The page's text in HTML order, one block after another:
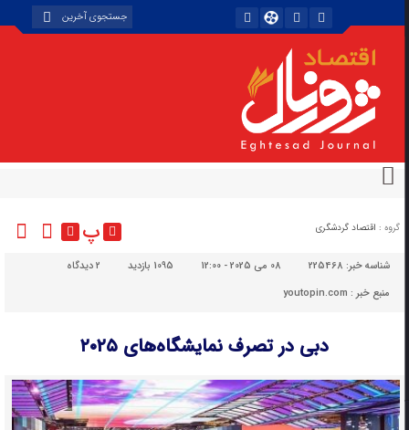
گروه : اقتصاد گردشگری پ
شناسه خبر:225468 08 می 2025 - 12:00 1095 بازدید
دیدگاه
منبع خبر : youtopin.com
دبی در تصرف نمایشگاه‌های ۲۰۲۵